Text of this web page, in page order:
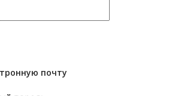
почту